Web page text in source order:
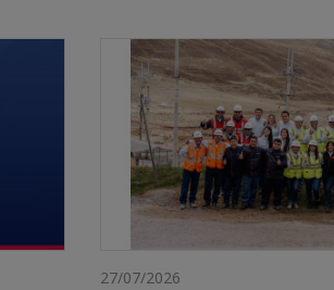
27/07/2026